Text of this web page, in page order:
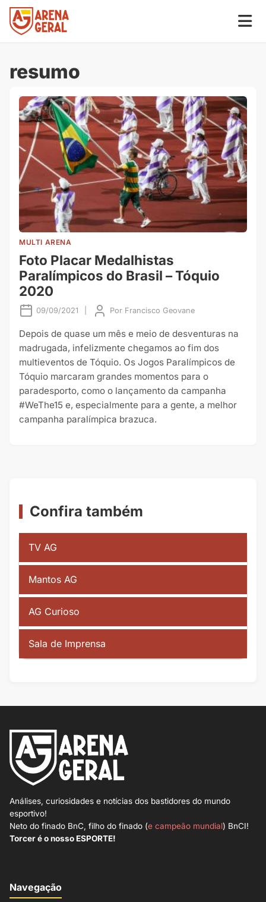
resumo
MULTI ARENA
Foto Placar Medalhistas
Paralímpicos do Brasil – Tóquio
2020
09/09/2021 Por Francisco Geovane
Depois de quase um mês e meio de desventuras na
madrugada, infelizmente chegamos ao fim dos
multieventos de Tóquio. Os Jogos Paralímpicos de
Tóquio marcaram grandes momentos para o
paradesporto, como o lançamento da campanha
#WeThe15 e, especialmente para a gente, a melhor
campanha paralímpica brazuca.
Confira também
TV AG
Mantos AG
AG Curioso
Sala de Imprensa
Análises, curiosidades e notícias dos bastidores do mundo
esportivo!
Neto do finado BnC, filho do finado (e campeão mundial) BnCI!
Torcer é o nosso ESPORTE!
Navegação